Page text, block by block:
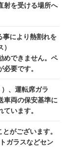
射を受ける場所へ
事により熱割れを
めできません。ペ
要です。
、運転席ガラ
車両の保安基準に
います。
がございます。
ガラスなどセン